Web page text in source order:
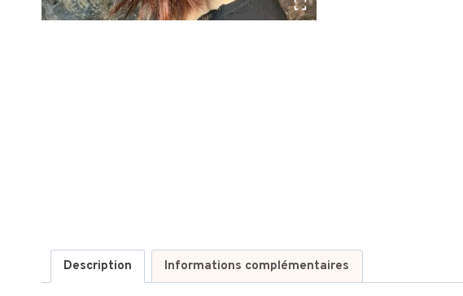
Description Informations complémentaires